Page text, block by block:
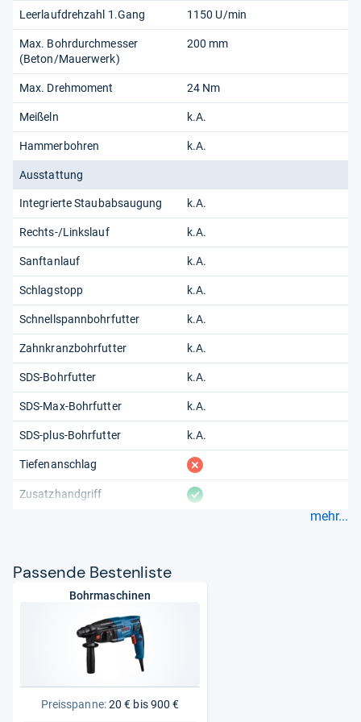
Leerlaufdrehzahl 1.Gang 1150 U/min
Max. Bohrdurchmesser
(Beton/Mauerwerk)
200 mm
Max. Drehmoment 24 Nm
Meißeln k.A.
Hammerbohren k.A.
Ausstattung
Integrierte Staubabsaugung k.A.
Rechts-/Linkslauf k.A.
Sanftanlauf k.A.
Schlagstopp k.A.
Schnellspannbohrfutter k.A.
Zahnkranzbohrfutter k.A.
SDS-Bohrfutter k.A.
SDS-Max-Bohrfutter k.A.
SDS-plus-Bohrfutter k.A.
Tiefenanschlag fehlt
Zusatzhandgriff vorhanden
mehr...
Pas­sende Bes­ten­liste
Bohrmaschinen
Preisspanne:20 € bis 900 €